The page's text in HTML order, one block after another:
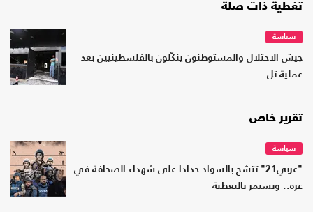
تغطية ذات صلة
سياسة
جيش الاحتلال والمستوطنون ينكّلون بالفلسطينيين بعد
عملية تل
تقرير خاص
سياسة
"عربي21" تتشح بالسواد حدادا على شهداء الصحافة في
غزة.. وتستمر بالتغطية